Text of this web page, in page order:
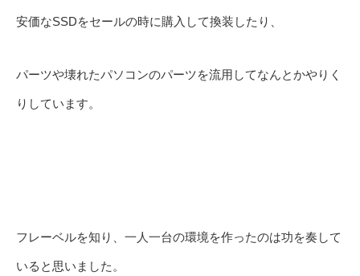
安価なSSDをセールの時に購入して換装したり、
パーツや壊れたパソコンのパーツを流用してなんとかやりく
りしています。
フレーベルを知り、一人一台の環境を作ったのは功を奏して
いると思いました。